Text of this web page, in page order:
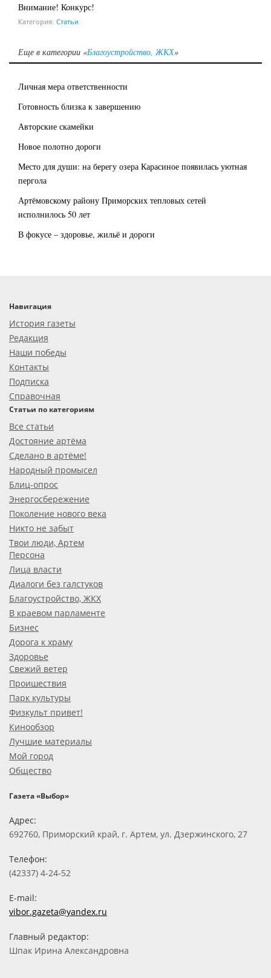
Внимание! Конкурс!
Категория: Статьи
Еще в категории «Благоустройство, ЖКХ»
Личная мера ответственности
Готовность близка к завершению
Авторские скамейки
Новое полотно дороги
Место для души: на берегу озера Карасиное появилась уютная
пергола
Артёмовскому району Приморских тепловых сетей
исполнилось 50 лет
В фокусе – здоровье, жильё и дороги
Навигация
История газеты
Редакция
Наши победы
Контакты
Подписка
Справочная
Статьи по категориям
Все статьи
Достояние артёма
Сделано в артёме!
Народный промысел
Блиц-опрос
Энергосбережение
Поколение нового века
Никто не забыт
Твои люди, Артем
Персона
Лица власти
Диалоги без галстуков
Благоустройство, ЖКХ
В краевом парламенте
Бизнес
Дорога к храму
Здоровье
Свежий ветер
Проишествия
Парк культуры
Физкульт привет!
Кинообзор
Лучшие материалы
Мой город
Общество
Газета «Выбор»
Адрес:
692760, Приморский край, г. Артем, ул. Дзержинского, 27
Телефон:
(42337) 4-24-52
E-mail:
vibor.gazeta@yandex.ru
Главный редактор:
Шпак Ирина Александровна